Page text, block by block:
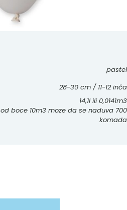
pastel
28-30 cm / 11-12 inča
14,1l ili 0,0141m3
od boce 10m3 moze da se naduva 700
komada